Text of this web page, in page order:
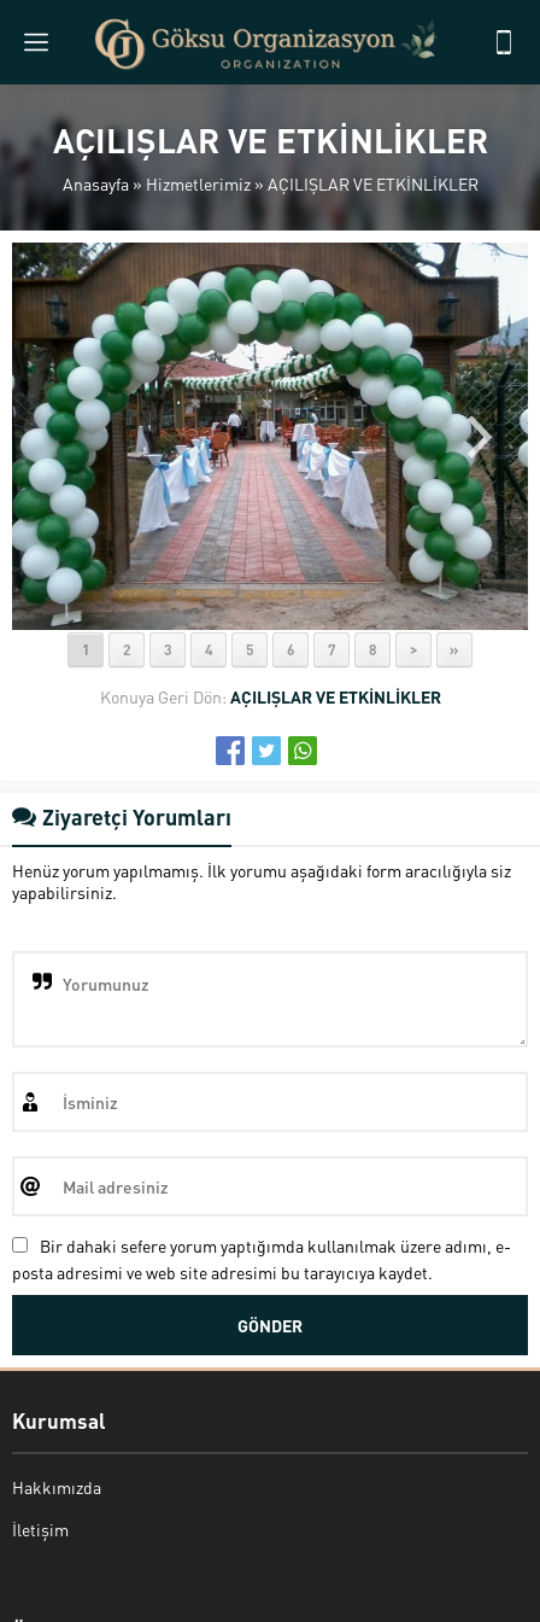
AÇILIŞLAR VE ETKİNLİKLER
Anasayfa» Hizmetlerimiz» AÇILIŞLAR VE ETKİNLİKLER
1 2 3 4 5 6 7 8 > »
Konuya Geri Dön: AÇILIŞLAR VE ETKİNLİKLER
Ziyaretçi Yorumları
Henüz yorum yapılmamış. İlk yorumu aşağıdaki form aracılığıyla siz
yapabilirsiniz.
Bir dahaki sefere yorum yaptığımda kullanılmak üzere adımı, e-
posta adresimi ve web site adresimi bu tarayıcıya kaydet.
Kurumsal
Hakkımızda
İletişim